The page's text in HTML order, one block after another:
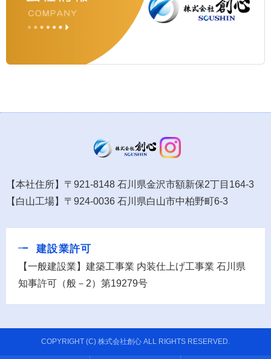
【本社住所】〒921-8148 石川県金沢市額新保2丁目164-3
【白山工場】〒924-0036 石川県白山市中柏野町6-3
建設業許可
【一般建設業】建築工事業 内装仕上げ工事業 石川県
知事許可（般－2）第19279号
COPYRIGHT (C) 株式会社創心 ALL RIGHTS RESERVED.